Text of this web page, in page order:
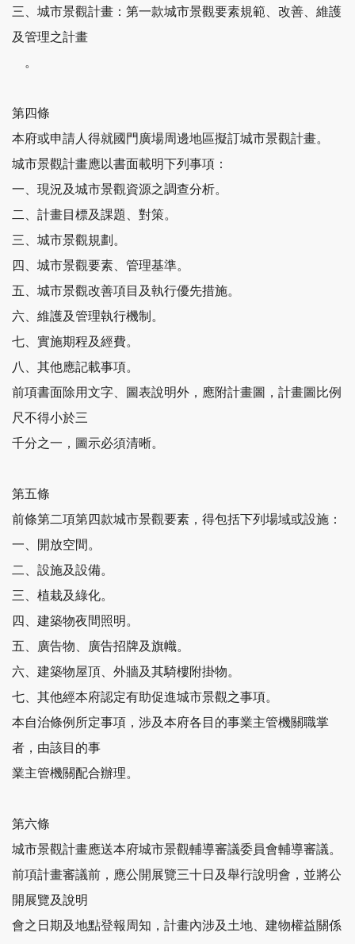
三、城市景觀計畫：第一款城市景觀要素規範、改善、維護
及管理之計畫
。
第四條
本府或申請人得就國門廣場周邊地區擬訂城市景觀計畫。
城市景觀計畫應以書面載明下列事項：
一、現況及城市景觀資源之調查分析。
二、計畫目標及課題、對策。
三、城市景觀規劃。
四、城市景觀要素、管理基準。
五、城市景觀改善項目及執行優先措施。
六、維護及管理執行機制。
七、實施期程及經費。
八、其他應記載事項。
前項書面除用文字、圖表說明外，應附計畫圖，計畫圖比例
尺不得小於三
千分之一，圖示必須清晰。
第五條
前條第二項第四款城市景觀要素，得包括下列場域或設施：
一、開放空間。
二、設施及設備。
三、植栽及綠化。
四、建築物夜間照明。
五、廣告物、廣告招牌及旗幟。
六、建築物屋頂、外牆及其騎樓附掛物。
七、其他經本府認定有助促進城市景觀之事項。
本自治條例所定事項，涉及本府各目的事業主管機關職掌
者，由該目的事
業主管機關配合辦理。
第六條
城市景觀計畫應送本府城市景觀輔導審議委員會輔導審議。
前項計畫審議前，應公開展覽三十日及舉行說明會，並將公
開展覽及說明
會之日期及地點登報周知，計畫內涉及土地、建物權益關係